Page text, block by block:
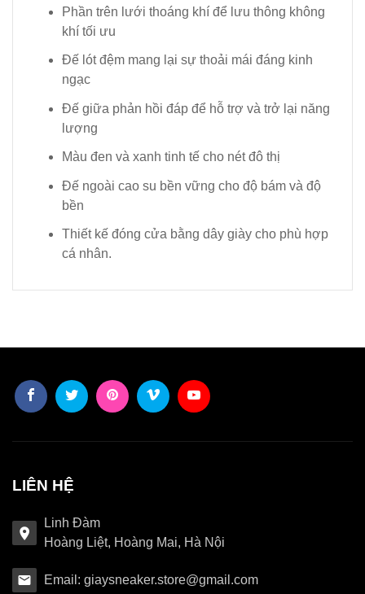
Phần trên lưới thoáng khí để lưu thông không
khí tối ưu
Đế lót đệm mang lại sự thoải mái đáng kinh
ngạc
Đế giữa phản hồi đáp để hỗ trợ và trở lại năng
lượng
Màu đen và xanh tinh tế cho nét đô thị
Đế ngoài cao su bền vững cho độ bám và độ
bền
Thiết kế đóng cửa bằng dây giày cho phù hợp
cá nhân.
LIÊN HỆ
Linh Đàm
Hoàng Liệt, Hoàng Mai, Hà Nội
Email: giaysneaker.store@gmail.com